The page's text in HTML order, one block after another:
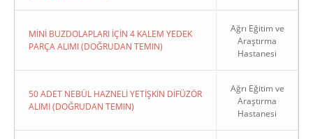
MİNİ BUZDOLAPLARI İÇİN 4 KALEM YEDEK
PARÇA ALIMI (DOĞRUDAN TEMIN)
Ağrı Eğitim ve
Araştırma
Hastanesi
50 ADET NEBÜL HAZNELİ YETİŞKİN DİFÜZÖR
ALIMI (DOĞRUDAN TEMIN)
Ağrı Eğitim ve
Araştırma
Hastanesi